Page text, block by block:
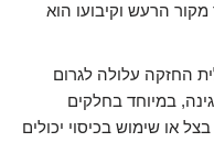
הרעש וקיבועו הוא
החזקה עלולה לגרום
במיוחד בחלקים
או שימוש בכיסוי יכולים